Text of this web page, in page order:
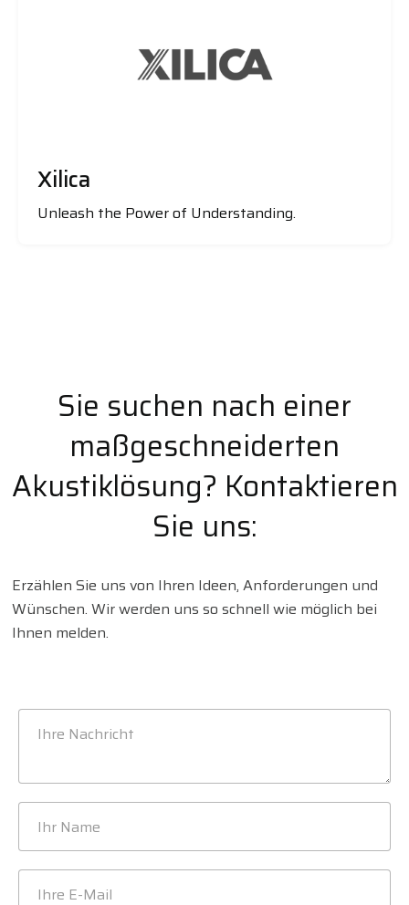
Xilica
Unleash the Power of Understanding.
Sie suchen nach einer
maßgeschneiderten
Akustiklösung? Kontaktieren
Sie uns:
Erzählen Sie uns von Ihren Ideen, Anforderungen und
Wünschen. Wir werden uns so schnell wie möglich bei
Ihnen melden.